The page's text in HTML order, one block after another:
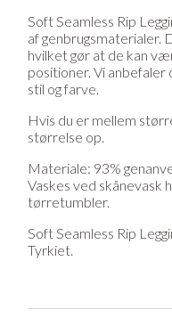
Soft Seamless Rip
af genbrugsmaterialer.
hvilket gør at de kan
positioner. Vi
stil og farve.
Hvis du er mellem
størrelse op.
Materiale: 93%
Vaskes ved skånevask
tørretumbler.
Soft Seamless Rip
Tyrkiet.